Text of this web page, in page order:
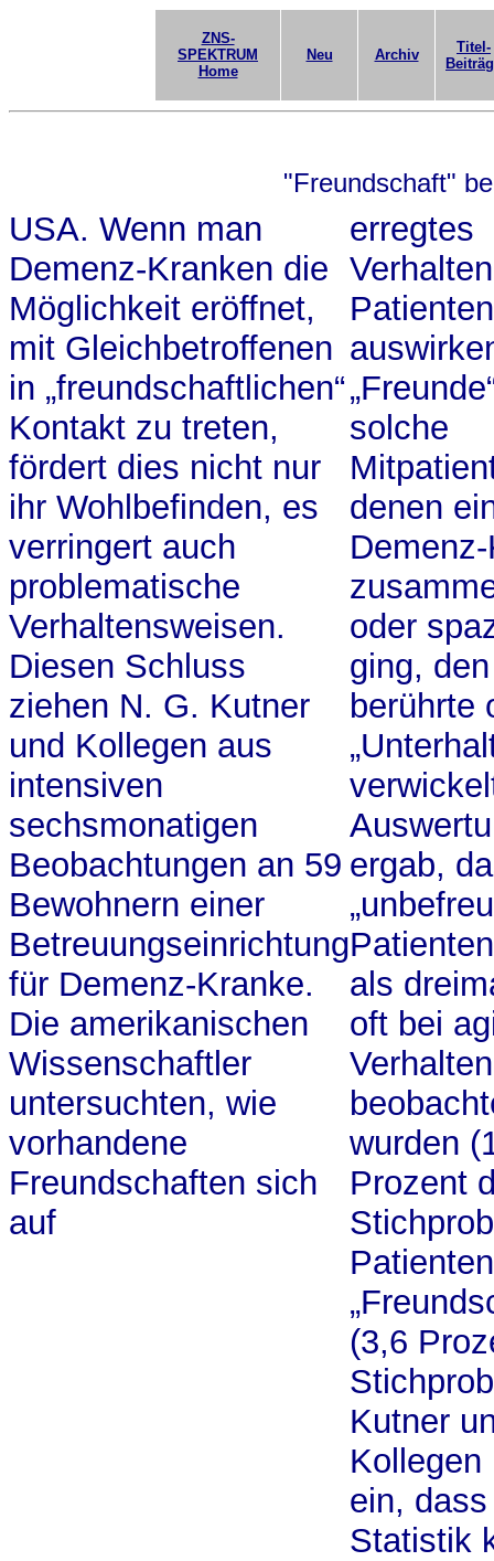
ZNS-
SPEKTRUM
Home
Neu Archiv
Titel-
"Freundschaft"
USA. Wenn man
Demenz-Kranken die
Möglichkeit eröffnet,
mit Gleichbetroffenen
in „freundschaftlichen“
Kontakt zu treten,
fördert dies nicht nur
ihr Wohlbefinden, es
verringert auch
problematische
Verhaltensweisen.
Diesen Schluss
ziehen N. G. Kutner
und Kollegen aus
intensiven
sechsmonatigen
Beobachtungen an 59
Bewohnern einer
Betreuungseinrichtung
für Demenz-Kranke.
Die amerikanischen
Wissenschaftler
untersuchten, wie
vorhandene
Freundschaften sich
auf
erregtes
Patienten
solche
denen
oder
ging,
berührte
ergab,
als
oft bei
Verhalten
wurden
Prozent
(3,6
Kutner
Kollegen
ein,
Statistik